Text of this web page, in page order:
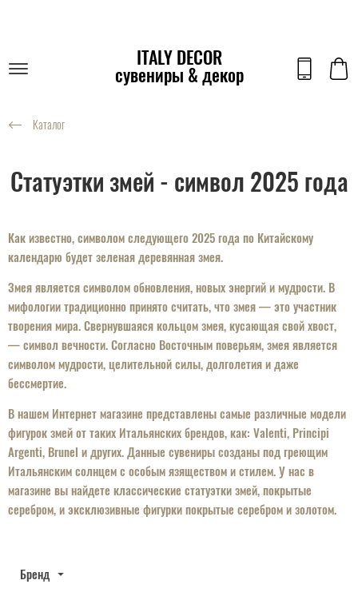
ITALY DECOR
сувениры & декор
Каталог
Статуэтки змей - символ 2025 года
Как известно, символом следующего 2025 года по Китайскому
календарю будет зеленая деревянная змея.
Змея является символом обновления, новых энергий и мудрости. В
мифологии традиционно принято считать, что змея — это участник
творения мира. Свернувшаяся кольцом змея, кусающая свой хвост,
— символ вечности. Согласно Восточным поверьям, змея является
символом мудрости, целительной силы, долголетия и даже
бессмертие.
В нашем Интернет магазине представлены самые различные модели
фигурок змей от таких Итальянских брендов, как: Valenti, Principi
Argenti, Brunel и других. Данные сувениры созданы под греющим
Итальянским солнцем с особым язяществом и стилем. У нас в
магазине вы найдете классические статуэтки змей, покрытые
серебром, и эксклюзивные фигурки покрытые серебром и золотом.
Бренд